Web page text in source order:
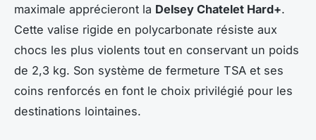
maximale apprécieront la Delsey Chatelet Hard+.
Cette valise rigide en polycarbonate résiste aux
chocs les plus violents tout en conservant un poids
de 2,3 kg. Son système de fermeture TSA et ses
coins renforcés en font le choix privilégié pour les
destinations lointaines.